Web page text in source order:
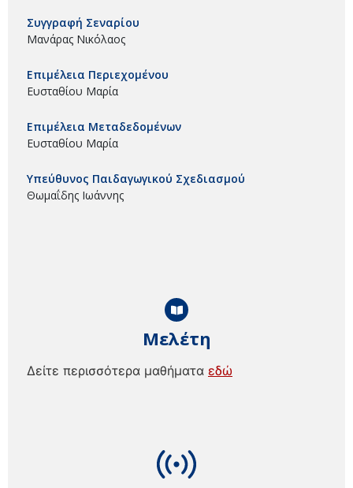
Μελέτη
Δείτε περισσότερα μαθήματα εδώ
Συγγραφή Σεναρίου
Μανάρας Νικόλαος
Επιμέλεια Περιεχομένου
Ευσταθίου Μαρία
Επιμέλεια Μεταδεδομένων
Ευσταθίου Μαρία
Υπεύθυνος Παιδαγωγικού Σχεδιασμού
Θωμαΐδης Ιωάννης